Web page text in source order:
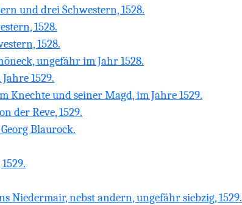
und drei Schwestern, 1528.
1528.
1528.
ungefähr im Jahr 1528.
1529.
Knechte und seiner Magd, im Jahre 1529.
der Reve, 1529.
Blaurock.
Niedermair, nebst andern, ungefähr siebzig, 1529.